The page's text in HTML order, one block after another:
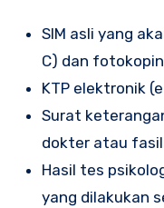
SIM asli yang
C) dan
KTP elektronik
Surat
dokter atau
Hasil tes
yang dilakukan